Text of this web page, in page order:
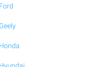
Ford
Geely
Honda
Hyundai